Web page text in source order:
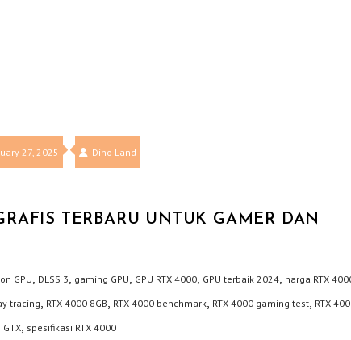
27, 2025 Dino Land
TERBARU UNTUK GAMER DAN
GPU DLSS 3 gaming GPU GPU RTX 4000 GPU terbaik 2024 harga RTX
tracing RTX 4000 8GB RTX 4000 benchmark RTX 4000 gaming test RTX
GTX spesifikasi RTX 4000